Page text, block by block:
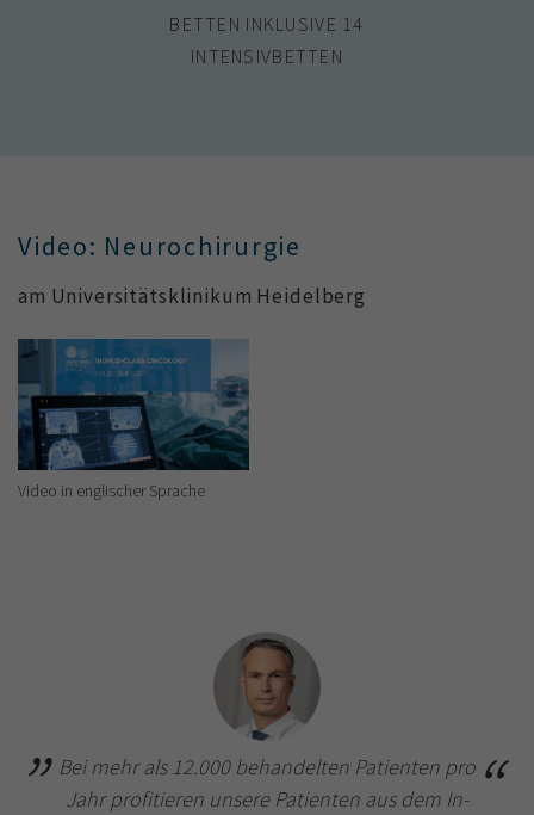
BETTEN INKLUSIVE 14
INTENSIVBETTEN
Video: Neurochirurgie
am Universitätsklinikum Heidelberg
Video in englischer Sprache
Bei mehr als 12.000 behandelten Patienten pro
Jahr profitieren unsere Patienten aus dem In-